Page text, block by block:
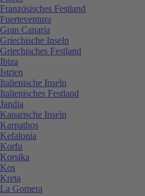
Französisches Festland
Fuerteventura
Gran Canaria
Griechische Inseln
Griechisches Festland
Ibiza
Istrien
Italienische Inseln
Italienisches Festland
Jandia
Kanarische Inseln
Karpathos
Kefalonia
Korfu
Korsika
Kos
Kreta
La Gomera